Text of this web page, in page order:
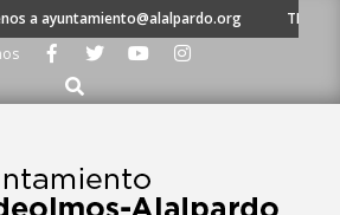
a ayuntamiento@alalpardo.org
TE
Buscar